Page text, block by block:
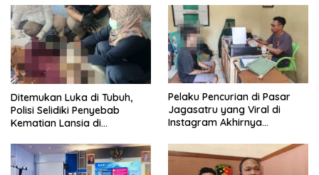
Ditemukan Luka di Tubuh,
Polisi Selidiki Penyebab
Kematian Lansia di
Pelaku Pencurian di Pasar
Jagasatru yang Viral di
Instagram Akhirnya